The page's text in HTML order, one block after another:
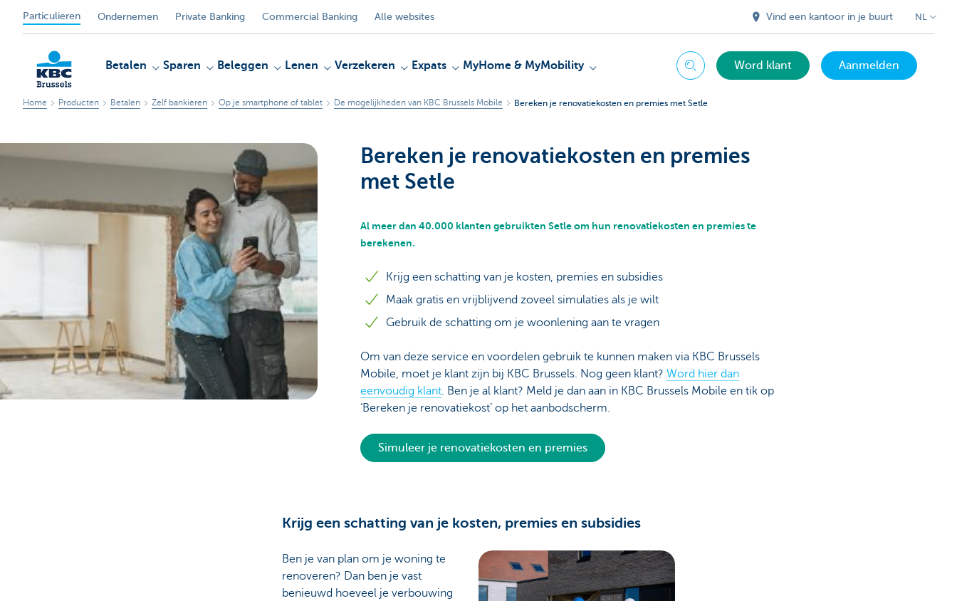
Particulieren Ondernemen Private Banking Commercial Banking Alle websites Vind een kantoor in je buurt NL
KBC
Brussels
Betalen Sparen Beleggen Lenen Verzekeren Expats MyHome & MyMobility Zoeken Word klant Aanmelden
Home Producten Betalen Zelf bankieren Op je smartphone of tablet De mogelijkheden van KBC Brussels Mobile Bereken je renovatiekosten en premies met Setle
Bereken je renovatiekosten en premies
met Setle
Al meer dan 40.000 klanten gebruikten Setle om hun renovatiekosten en premies te
berekenen.
Krijg een schatting van je kosten, premies en subsidies
Maak gratis en vrijblijvend zoveel simulaties als je wilt
Gebruik de schatting om je woonlening aan te vragen
Om van deze service en voordelen gebruik te kunnen maken via KBC Brussels
Mobile, moet je klant zijn bij KBC Brussels. Nog geen klant? Word hier dan
eenvoudig klant. Ben je al klant? Meld je dan aan in KBC Brussels Mobile en tik op
‘Bereken je renovatiekost’ op het aanbodscherm.
Simuleer je renovatiekosten en premies
Krijg een schatting van je kosten, premies en subsidies
Ben je van plan om je woning te
renoveren? Dan ben je vast
benieuwd hoeveel je verbouwing